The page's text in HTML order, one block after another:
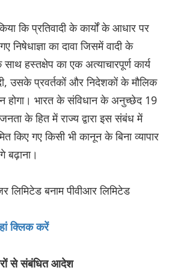
कि प्रतिवादी के कार्यों के आधार पर
गए निषेधाज्ञा का दावा जिसमें वादी के
हस्तक्षेप का एक अत्याचारपूर्ण कार्य
उसके प्रवर्तकों और निदेशकों के मौलिक
होगा। भारत के संविधान के अनुच्छेद 19
के हित में राज्य द्वारा इस संबंध में
किए गए किसी भी कानून के बिना व्यापार
बनाम पीवीआर लिमिटेड
क्लिक करें
से संबंधित आदेश